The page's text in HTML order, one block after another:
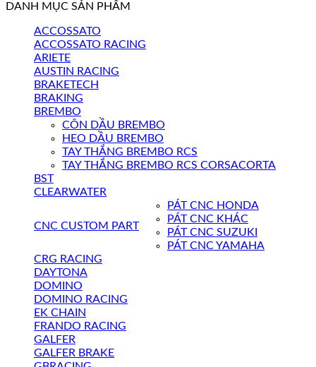
DANH MỤC SẢN PHẨM
ACCOSSATO
ACCOSSATO RACING
ARIETE
AUSTIN RACING
BRAKETECH
BRAKING
BREMBO
CÔN DẦU BREMBO
HEO DẦU BREMBO
TAY THẮNG BREMBO RCS
TAY THẮNG BREMBO RCS CORSACORTA
BST
CLEARWATER
CNC CUSTOM PART
PÁT CNC HONDA
PÁT CNC KHÁC
PÁT CNC SUZUKI
PÁT CNC YAMAHA
CRG RACING
DAYTONA
DOMINO
DOMINO RACING
EK CHAIN
FRANDO RACING
GALFER
GALFER BRAKE